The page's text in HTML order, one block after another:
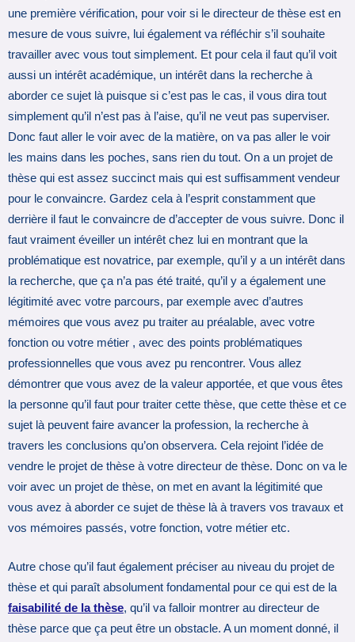
une première vérification, pour voir si le directeur de thèse est en
mesure de vous suivre, lui également va réfléchir s’il souhaite
travailler avec vous tout simplement. Et pour cela il faut qu’il voit
aussi un intérêt académique, un intérêt dans la recherche à
aborder ce sujet là puisque si c’est pas le cas, il vous dira tout
simplement qu’il n’est pas à l’aise, qu’il ne veut pas superviser.
Donc faut aller le voir avec de la matière, on va pas aller le voir
les mains dans les poches, sans rien du tout. On a un projet de
thèse qui est assez succinct mais qui est suffisamment vendeur
pour le convaincre. Gardez cela à l’esprit constamment que
derrière il faut le convaincre de d’accepter de vous suivre. Donc il
faut vraiment éveiller un intérêt chez lui en montrant que la
problématique est novatrice, par exemple, qu’il y a un intérêt dans
la recherche, que ça n’a pas été traité, qu’il y a également une
légitimité avec votre parcours, par exemple avec d’autres
mémoires que vous avez pu traiter au préalable, avec votre
fonction ou votre métier , avec des points problématiques
professionnelles que vous avez pu rencontrer. Vous allez
démontrer que vous avez de la valeur apportée, et que vous êtes
la personne qu’il faut pour traiter cette thèse, que cette thèse et ce
sujet là peuvent faire avancer la profession, la recherche à
travers les conclusions qu’on observera. Cela rejoint l’idée de
vendre le projet de thèse à votre directeur de thèse. Donc on va le
voir avec un projet de thèse, on met en avant la légitimité que
vous avez à aborder ce sujet de thèse là à travers vos travaux et
vos mémoires passés, votre fonction, votre métier etc.
Autre chose qu’il faut également préciser au niveau du projet de
thèse et qui paraît absolument fondamental pour ce qui est de la
faisabilité de la thèse, qu’il va falloir montrer au directeur de
thèse parce que ça peut être un obstacle. A un moment donné, il